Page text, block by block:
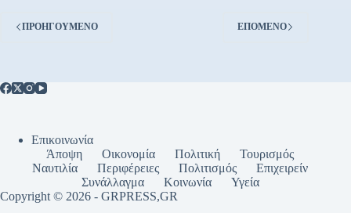
ΠΡΟΗΓΟΎΜΕΝΟ ΕΠΌΜΕΝΟ
Επικοινωνία
Άποψη
Οικονομία Πολιτική
Τουρισμός
Ναυτιλία
Περιφέρειες Πολιτισμός
Επιχειρείν
Συνάλλαγμα
Κοινωνία
Υγεία
Copyright © 2026 - GRPRESS,GR